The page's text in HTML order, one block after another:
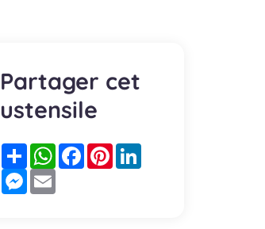
Partager cet
ustensile
PartagerWhatsApp
Facebook
PinterestLinkedIn
Messenger
Email